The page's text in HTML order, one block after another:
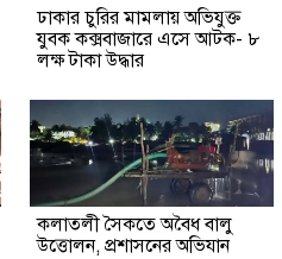
ঢাকার চুরির মামলায় অভিযুক্ত
যুবক কক্সবাজারে এসে আটক- ৮
লক্ষ টাকা উদ্ধার
কলাতলী সৈকতে অবৈধ বালু
উত্তোলন, প্রশাসনের অভিযান